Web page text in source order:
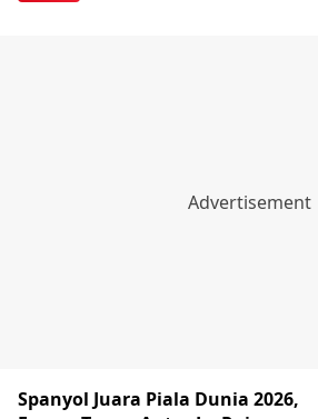
Spanyol Juara Piala Dunia 2026,